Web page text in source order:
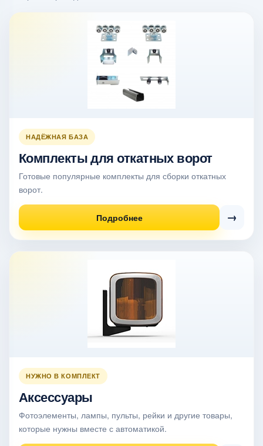
НАДЁЖНАЯ БАЗА
Комплекты для откатных ворот
Готовые популярные комплекты для сборки откатных
ворот.
Подробнее →
НУЖНО В КОМПЛЕКТ
Аксессуары
Фотоэлементы, лампы, пульты, рейки и другие товары,
которые нужны вместе с автоматикой.